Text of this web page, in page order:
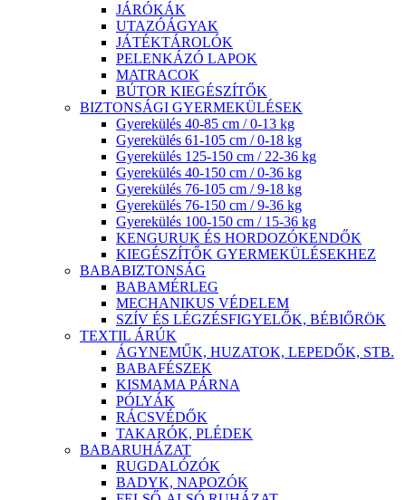
JÁRÓKÁK
UTAZÓÁGYAK
JÁTÉKTÁROLÓK
PELENKÁZÓ LAPOK
MATRACOK
BÚTOR KIEGÉSZÍTŐK
BIZTONSÁGI GYERMEKÜLÉSEK
Gyerekülés 40-85 cm / 0-13 kg
Gyerekülés 61-105 cm / 0-18 kg
Gyerekülés 125-150 cm / 22-36 kg
Gyerekülés 40-150 cm / 0-36 kg
Gyerekülés 76-105 cm / 9-18 kg
Gyerekülés 76-150 cm / 9-36 kg
Gyerekülés 100-150 cm / 15-36 kg
KENGURUK ÉS HORDOZÓKENDŐK
KIEGÉSZÍTŐK GYERMEKÜLÉSEKHEZ
BABABIZTONSÁG
BABAMÉRLEG
MECHANIKUS VÉDELEM
SZÍV ÉS LÉGZÉSFIGYELŐK, BÉBIŐRÖK
TEXTIL ÁRÚK
ÁGYNEMŰK, HUZATOK, LEPEDŐK, STB.
BABAFÉSZEK
KISMAMA PÁRNA
PÓLYÁK
RÁCSVÉDŐK
TAKARÓK, PLÉDEK
BABARUHÁZAT
RUGDALÓZÓK
BADYK, NAPOZÓK